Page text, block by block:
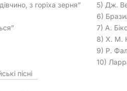
з горіха зерня”
5) Дж.
6)
7) А.
8) Х. М.
9) Р.
10)
пісні